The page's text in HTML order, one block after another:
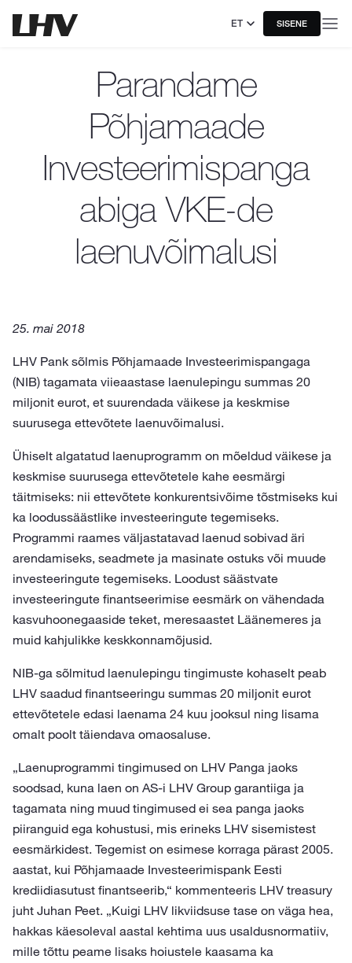
ET SISENE
Parandame
Põhjamaade
Investeerimispanga
abiga VKE-de
laenuvõimalusi
25. mai 2018
LHV Pank sõlmis Põhjamaade Investeerimispangaga
(NIB) tagamata viieaastase laenulepingu summas 20
miljonit eurot, et suurendada väikese ja keskmise
suurusega ettevõtete laenuvõimalusi.
Ühiselt algatatud laenuprogramm on mõeldud väikese ja
keskmise suurusega ettevõtetele kahe eesmärgi
täitmiseks: nii ettevõtete konkurentsivõime tõstmiseks kui
ka loodussäästlike investeeringute tegemiseks.
Programmi raames väljastatavad laenud sobivad äri
arendamiseks, seadmete ja masinate ostuks või muude
investeeringute tegemiseks. Loodust säästvate
investeeringute finantseerimise eesmärk on vähendada
kasvuhoonegaaside teket, meresaastet Läänemeres ja
muid kahjulikke keskkonnamõjusid.
NIB-ga sõlmitud laenulepingu tingimuste kohaselt peab
LHV saadud finantseeringu summas 20 miljonit eurot
ettevõtetele edasi laenama 24 kuu jooksul ning lisama
omalt poolt täiendava omaosaluse.
„Laenuprogrammi tingimused on LHV Panga jaoks
soodsad, kuna laen on AS-i LHV Group garantiiga ja
tagamata ning muud tingimused ei sea panga jaoks
piiranguid ega kohustusi, mis erineks LHV sisemistest
eesmärkidest. Tegemist on esimese korraga pärast 2005.
aastat, kui Põhjamaade Investeerimispank Eesti
krediidiasutust finantseerib,“ kommenteeris LHV treasury
juht Juhan Peet. „Kuigi LHV likviidsuse tase on väga hea,
hakkas käesoleval aastal kehtima uus usaldusnormatiiv,
mille tõttu peame lisaks hoiustele kaasama ka